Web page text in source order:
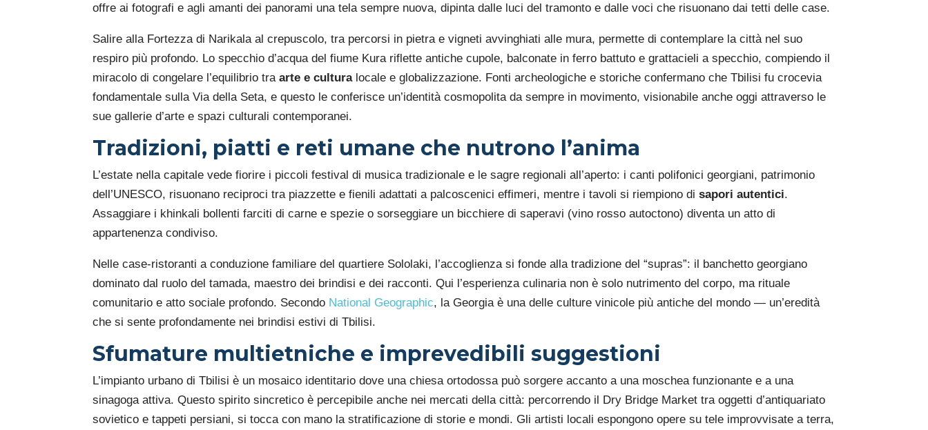
offre ai fotografi e agli amanti dei panorami una tela sempre nuova, dipinta dalle luci del tramonto e dalle voci che risuonano dai tetti delle case.
Salire alla Fortezza di Narikala al crepuscolo, tra percorsi in pietra e vigneti avvinghiati alle mura, permette di contemplare la città nel suo
respiro più profondo. Lo specchio d’acqua del fiume Kura riflette antiche cupole, balconate in ferro battuto e grattacieli a specchio, compiendo il
miracolo di congelare l’equilibrio traarte e culturalocale e globalizzazione. Fonti archeologiche e storiche confermano che Tbilisi fu crocevia
fondamentale sulla Via della Seta, e questo le conferisce un’identità cosmopolita da sempre in movimento, visionabile anche oggi attraverso le
sue gallerie d’arte e spazi culturali contemporanei.
Tradizioni, piatti e reti umane che nutrono l’anima
L’estate nella capitale vede fiorire i piccoli festival di musica tradizionale e le sagre regionali all’aperto: i canti polifonici georgiani, patrimonio
dell’UNESCO, risuonano reciproci tra piazzette e fienili adattati a palcoscenici effimeri, mentre i tavoli si riempiono disapori autentici.
Assaggiare i khinkali bollenti farciti di carne e spezie o sorseggiare un bicchiere di saperavi (vino rosso autoctono) diventa un atto di
appartenenza condiviso.
Nelle case-ristoranti a conduzione familiare del quartiere Sololaki, l’accoglienza si fonde alla tradizione del “supras”: il banchetto georgiano
dominato dal ruolo del tamada, maestro dei brindisi e dei racconti. Qui l’esperienza culinaria non è solo nutrimento del corpo, ma rituale
comunitario e atto sociale profondo. Secondo National Geographic, la Georgia è una delle culture vinicole più antiche del mondo — un’eredità
che si sente profondamente nei brindisi estivi di Tbilisi.
Sfumature multietniche e imprevedibili suggestioni
L’impianto urbano di Tbilisi è un mosaico identitario dove una chiesa ortodossa può sorgere accanto a una moschea funzionante e a una
sinagoga attiva. Questo spirito sincretico è percepibile anche nei mercati della città: percorrendo il Dry Bridge Market tra oggetti d’antiquariato
sovietico e tappeti persiani, si tocca con mano la stratificazione di storie e mondi. Gli artisti locali espongono opere su tele improvvisate a terra,